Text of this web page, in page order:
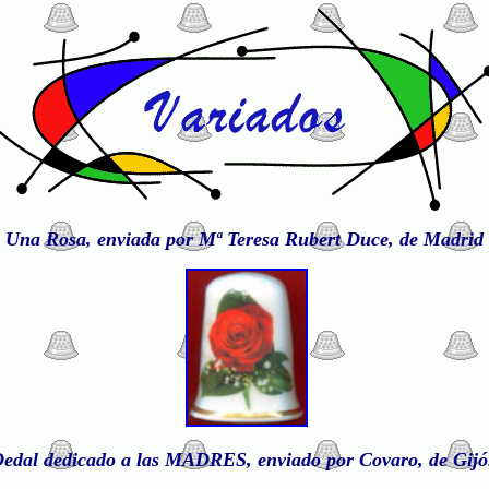
Una Rosa, enviada por Mª Teresa Rubert Duce, de Madrid
dedicado a las MADRES, enviado por Covaro, de